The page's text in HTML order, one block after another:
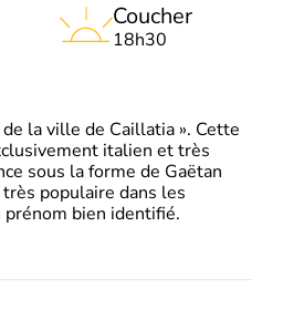
Coucher
18h30
la ville de Caillatia ». Cette
italien et très
sous la forme de Gaëtan
populaire dans les
bien identifié.